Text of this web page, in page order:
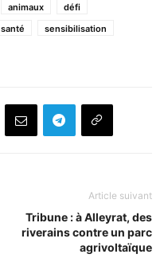
animaux
défi
santé
sensibilisation
Article suivant
Tribune : à Alleyrat, des
riverains contre un parc
agrivoltaïque